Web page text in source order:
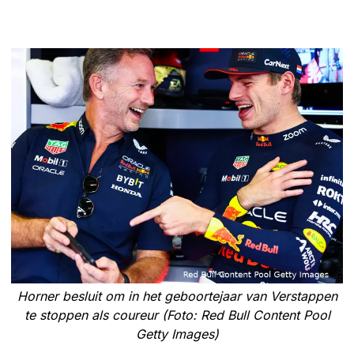
Horner besluit om in het geboortejaar van Verstappen
te stoppen als coureur (Foto: Red Bull Content Pool
Getty Images)